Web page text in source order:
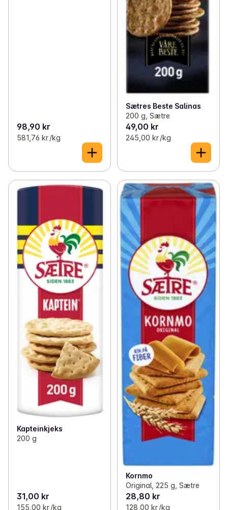
98,90 kr
581,76 kr /kg
Sætres Beste Salinas
200 g, Sætre
49,00 kr
245,00 kr /kg
Kapteinkjeks
200 g
31,00 kr
155,00 kr /kg
Kornmo
Original, 225 g, Sætre
28,80 kr
128,00 kr /kg